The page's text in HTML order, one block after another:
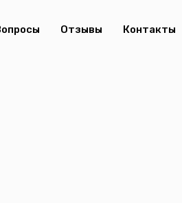
Отзывы Контакты